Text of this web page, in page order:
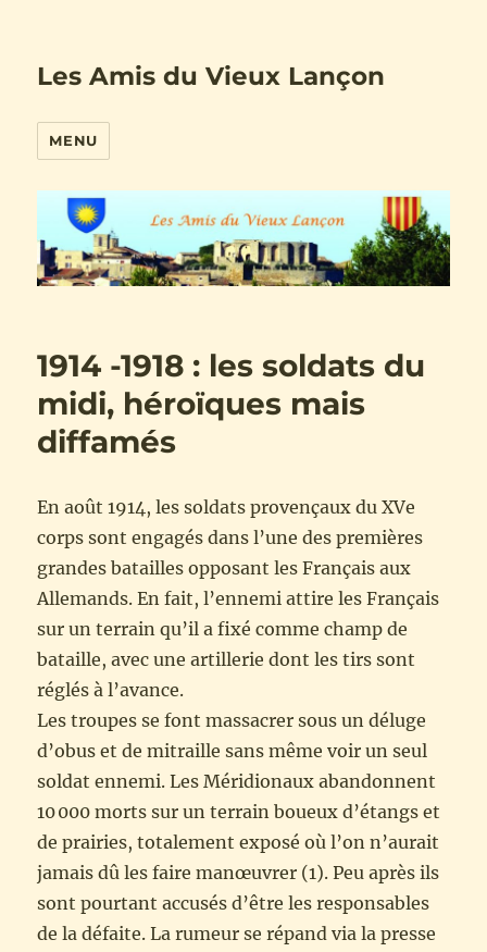
Les Amis du Vieux Lançon
MENU
1914 -1918 : les soldats du
midi, héroïques mais
diffamés
En août 1914, les soldats provençaux du XVe
corps sont engagés dans l’une des premières
grandes batailles opposant les Français aux
Allemands. En fait, l’ennemi attire les Français
sur un terrain qu’il a fixé comme champ de
bataille, avec une artillerie dont les tirs sont
réglés à l’avance.
Les troupes se font massacrer sous un déluge
d’obus et de mitraille sans même voir un seul
soldat ennemi. Les Méridionaux abandonnent
10 000 morts sur un terrain boueux d’étangs et
de prairies, totalement exposé où l’on n’aurait
jamais dû les faire manœuvrer (1). Peu après ils
sont pourtant accusés d’être les responsables
de la défaite. La rumeur se répand via la presse